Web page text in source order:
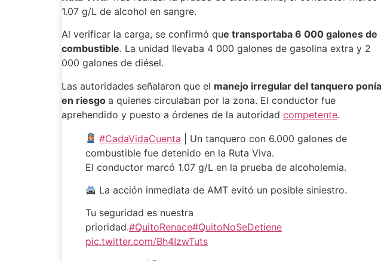
1.07 g/L de alcohol en sangre.
Al verificar la carga, se confirmó que transportaba 6 000 galones de
combustible. La unidad llevaba 4 000 galones de gasolina extra y 2
000 galones de diésel.
Las autoridades señalaron que el manejo irregular del tanquero ponía
en riesgo a quienes circulaban por la zona. El conductor fue
aprehendido y puesto a órdenes de la autoridad competente.
#CadaVidaCuenta | Un tanquero con 6.000 galones de
combustible fue detenido en la Ruta Viva.
El conductor marcó 1.07 g/L en la prueba de alcoholemia.
La acción inmediata de AMT evitó un posible siniestro.
Tu seguridad es nuestra
prioridad.#QuitoRenace#QuitoNoSeDetiene
pic.twitter.com/Bh4IzwTuts